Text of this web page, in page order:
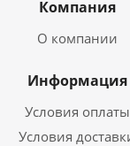
Компания
О компании
Информация
Условия оплаты
Условия